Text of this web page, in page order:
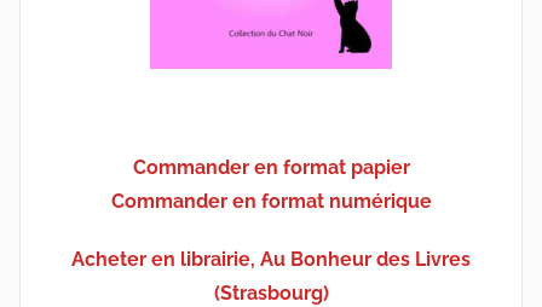
Commander en format papier
Commander en format numérique
Acheter en librairie, Au Bonheur des Livres
(Strasbourg)